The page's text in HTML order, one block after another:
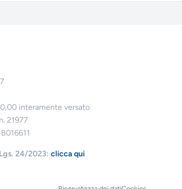
interamente versato
21977
24/2023: clicca qui